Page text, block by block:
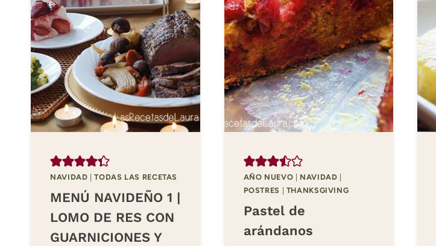
NAVIDAD |TODAS LAS RECETAS
MENÚ NAVIDEÑO 1 |
LOMO DE RES CON
GUARNICIONES Y
AÑO NUEVO NAVIDAD
POSTRES
THANKSGIVING
Pastel de
arándanos